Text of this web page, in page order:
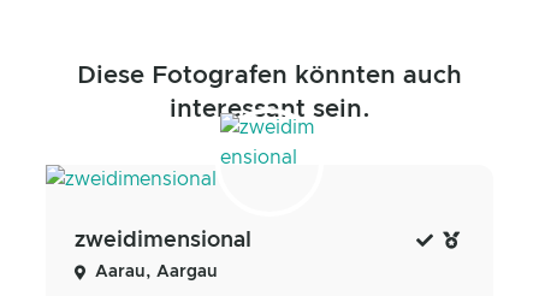
Diese Fotografen könnten auch
interessant sein.
zweidimensional
Aarau, Aargau